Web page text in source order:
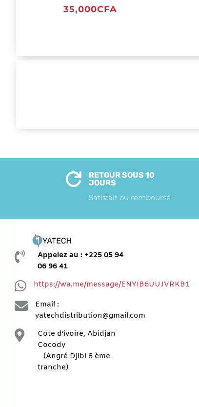
35,000CFA

RETOUR SOUS 10
JOURS
Satisfait ou remboursé

Appelez au : +225 05 94
06 96 41
 https://wa.me/message/ENYIB6UUJVRKB1

Email :
yatechdistribution@gmail.com

Cote d’ivoire, Abidjan
Cocody
(Angré Djibi 8 ème
tranche)